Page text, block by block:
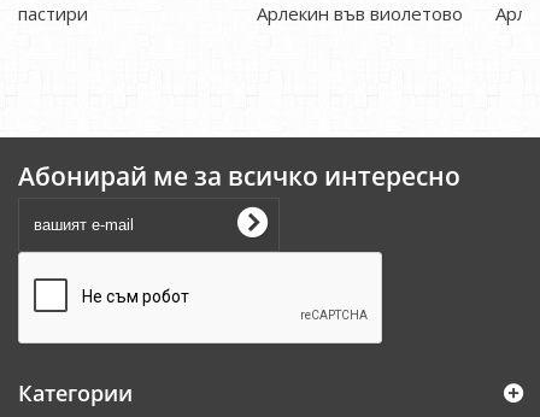
пастири
Арлекин във виолетово
Абонирай ме за всичко интересно
Категории